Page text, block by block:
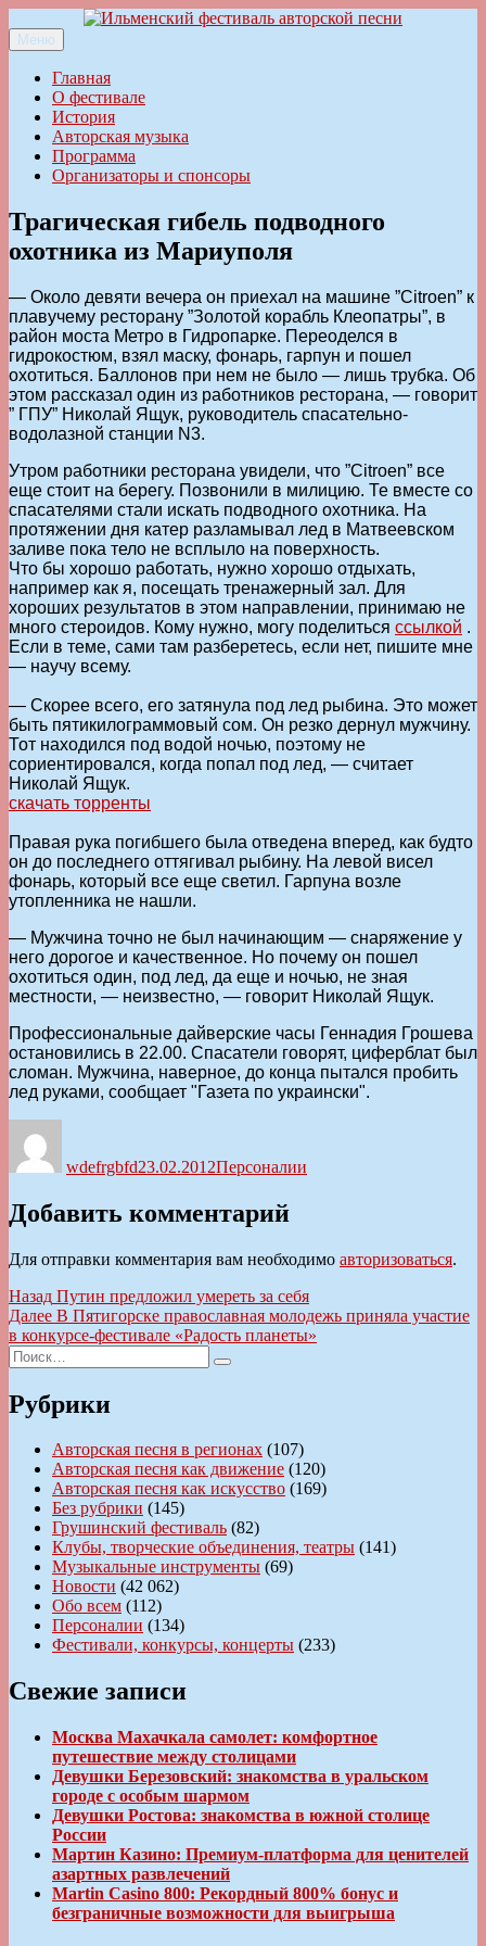
к
содержимому
Ильменский фестиваль авторской песни
Меню
Главная
О фестивале
История
Авторская музыка
Программа
Организаторы и спонсоры
Трагическая гибель подводного
охотника из Мариуполя
— Около девяти вечера он приехал на машине ”Citroen” к
плавучему ресторану ”Золотой корабль Клеопатры”, в
район моста Метро в Гидропарке. Переоделся в
гидрокостюм, взял маску, фонарь, гарпун и пошел
охотиться. Баллонов при нем не было — лишь трубка. Об
этом рассказал один из работников ресторана, — говорит
” ГПУ” Николай Ящук, руководитель спасательно-
водолазной станции N3.
Утром работники ресторана увидели, что ”Citroen” все
еще стоит на берегу. Позвонили в милицию. Те вместе со
спасателями стали искать подводного охотника. На
протяжении дня катер разламывал лед в Матвеевском
заливе пока тело не всплыло на поверхность.
Что бы хорошо работать, нужно хорошо отдыхать,
например как я, посещать тренажерный зал. Для
хороших результатов в этом направлении, принимаю не
много стероидов. Кому нужно, могу поделиться ссылкой .
Если в теме, сами там разберетесь, если нет, пишите мне
— научу всему.
— Скорее всего, его затянула под лед рыбина. Это может
быть пятикилограммовый сом. Он резко дернул мужчину.
Тот находился под водой ночью, поэтому не
сориентировался, когда попал под лед, — считает
Николай Ящук.
скачать торренты
Правая рука погибшего была отведена вперед, как будто
он до последнего оттягивал рыбину. На левой висел
фонарь, который все еще светил. Гарпуна возле
утопленника не нашли.
— Мужчина точно не был начинающим — снаряжение у
него дорогое и качественное. Но почему он пошел
охотиться один, под лед, да еще и ночью, не зная
местности, — неизвестно, — говорит Николай Ящук.
Профессиональные дайверские часы Геннадия Грошева
остановились в 22.00. Спасатели говорят, циферблат был
сломан. Мужчина, наверное, до конца пытался пробить
лед руками, сообщает "Газета по украински".
wdefrgbfd23.02.2012Персоналии
Добавить комментарий
Для отправки комментария вам необходимо авторизоваться.
Навигация
по
записям
Назад Предыдущая
запись:
Путин предложил умереть за себя
Далее Следующая
запись:
В Пятигорске православная молодежь приняла участие
в конкурсе-фестивале «Радость планеты»
Искать:
Поиск
Рубрики
Авторская песня в регионах (107)
Авторская песня как движение (120)
Авторская песня как искусство (169)
Без рубрики (145)
Грушинский фестиваль (82)
Клубы, творческие объединения, театры (141)
Музыкальные инструменты (69)
Новости (42 062)
Обо всем (112)
Персоналии (134)
Фестивали, конкурсы, концерты (233)
Свежие записи
Москва Махачкала самолет: комфортное
путешествие между столицами
Девушки Березовский: знакомства в уральском
городе с особым шармом
Девушки Ростова: знакомства в южной столице
России
Мартин Казино: Премиум-платформа для ценителей
азартных развлечений
Martin Casino 800: Рекордный 800% бонус и
безграничные возможности для выигрыша